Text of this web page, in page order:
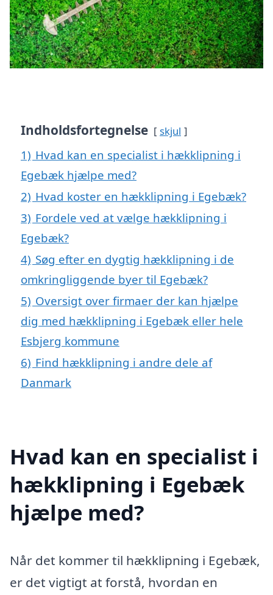
Indholdsfortegnelse skjul
1) Hvad kan en specialist i hækklipning i
Egebæk hjælpe med?
2) Hvad koster en hækklipning i Egebæk?
3) Fordele ved at vælge hækklipning i
Egebæk?
4) Søg efter en dygtig hækklipning i de
omkringliggende byer til Egebæk?
5) Oversigt over firmaer der kan hjælpe
dig med hækklipning i Egebæk eller hele
Esbjerg kommune
6) Find hækklipning i andre dele af
Danmark
Hvad kan en specialist i
hækklipning i Egebæk
hjælpe med?
Når det kommer til hækklipning i Egebæk,
er det vigtigt at forstå, hvordan en